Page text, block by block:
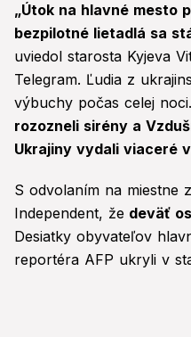
„Útok na hlavné mesto
bezpilotné lietadlá sa
uviedol starosta Kyjeva
Telegram. Ľudia z
výbuchy počas celej noci.
rozozneli sirény a
Ukrajiny vydali viaceré
S odvolaním na miestne
Independent, že deväť
Desiatky obyvateľov
reportéra AFP ukryli v